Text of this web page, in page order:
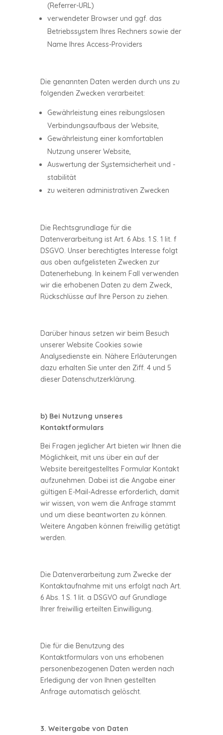
(Referrer-URL)
verwendeter Browser und ggf. das
Betriebssystem Ihres Rechners sowie der
Name Ihres Access-Providers
Die genannten Daten werden durch uns zu
folgenden Zwecken verarbeitet:
Gewährleistung eines reibungslosen
Verbindungsaufbaus der Website,
Gewährleistung einer komfortablen
Nutzung unserer Website,
Auswertung der Systemsicherheit und -
stabilität
zu weiteren administrativen Zwecken
Die Rechtsgrundlage für die
Datenverarbeitung ist Art. 6 Abs. 1 S. 1 lit. f
DSGVO. Unser berechtigtes Interesse folgt
aus oben aufgelisteten Zwecken zur
Datenerhebung. In keinem Fall verwenden
wir die erhobenen Daten zu dem Zweck,
Rückschlüsse auf Ihre Person zu ziehen.
Darüber hinaus setzen wir beim Besuch
unserer Website Cookies sowie
Analysedienste ein. Nähere Erläuterungen
dazu erhalten Sie unter den Ziff. 4 und 5
dieser Datenschutzerklärung.
b) Bei Nutzung unseres
Kontaktformulars
Bei Fragen jeglicher Art bieten wir Ihnen die
Möglichkeit, mit uns über ein auf der
Website bereitgestelltes Formular Kontakt
aufzunehmen. Dabei ist die Angabe einer
gültigen E-Mail-Adresse erforderlich, damit
wir wissen, von wem die Anfrage stammt
und um diese beantworten zu können.
Weitere Angaben können freiwillig getätigt
werden.
Die Datenverarbeitung zum Zwecke der
Kontaktaufnahme mit uns erfolgt nach Art.
6 Abs. 1 S. 1 lit. a DSGVO auf Grundlage
Ihrer freiwillig erteilten Einwilligung.
Die für die Benutzung des
Kontaktformulars von uns erhobenen
personenbezogenen Daten werden nach
Erledigung der von Ihnen gestellten
Anfrage automatisch gelöscht.
3. Weitergabe von Daten